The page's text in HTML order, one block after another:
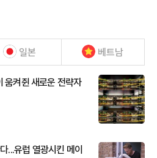
일본 베트남
움켜쥔 새로운 전략자
...유럽 열광시킨 메이